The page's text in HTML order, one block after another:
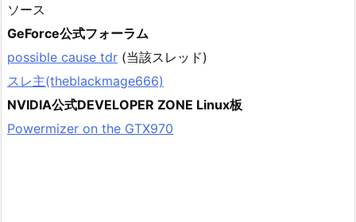
ソース
GeForce公式フォーラム
possible cause tdr (当該スレッド)
スレ主(theblackmage666)
NVIDIA公式DEVELOPER ZONE Linux板
Powermizer on the GTX970